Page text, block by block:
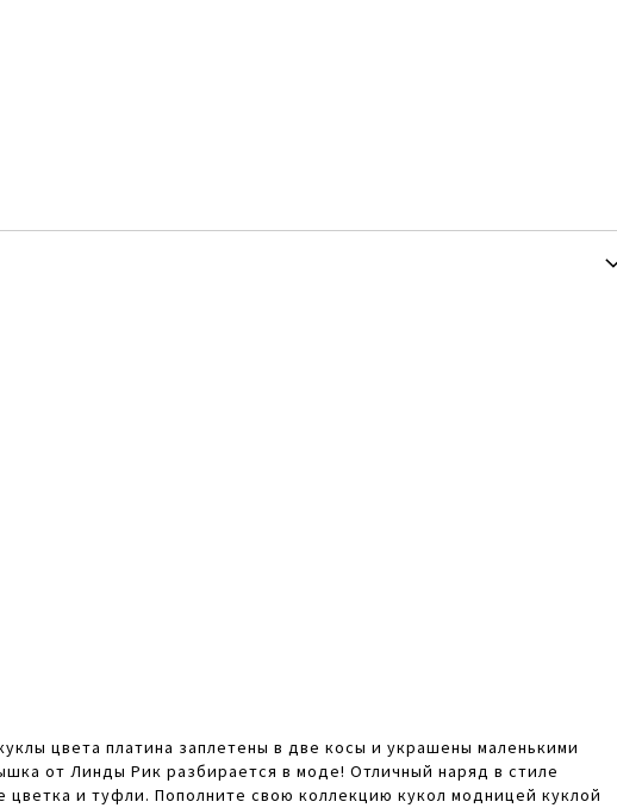
цвета платина заплетены в две косы и украшены маленькими
от Линды Рик разбирается в моде! Отличный наряд в стиле
и туфли. Пополните свою коллекцию кукол модницей куклой